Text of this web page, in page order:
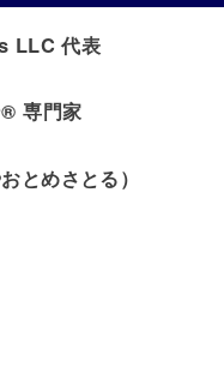
LLC 代表
専門家
とめさとる）